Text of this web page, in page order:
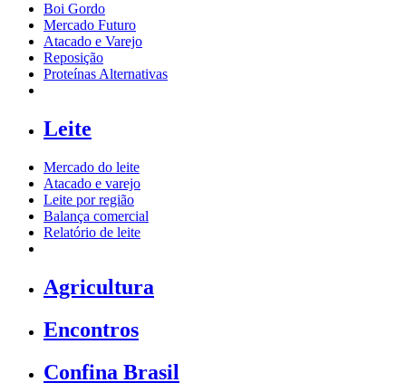
Boi Gordo
Mercado Futuro
Atacado e Varejo
Reposição
Proteínas Alternativas
Leite
Mercado do leite
Atacado e varejo
Leite por região
Balança comercial
Relatório de leite
Agricultura
Encontros
Confina Brasil